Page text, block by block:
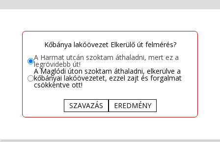
Kőbánya lakóövezet Elkerülő út felmérés?
A Harmat utcán szoktam áthaladni, mert ez a
legrövidebb út!
A Maglódi úton szoktam áthaladni, elkerülve a
kőbányai lakóövezetet, ezzel zajt és forgalmat
csökkentve ott!
SZAVAZÁS EREDMÉNY